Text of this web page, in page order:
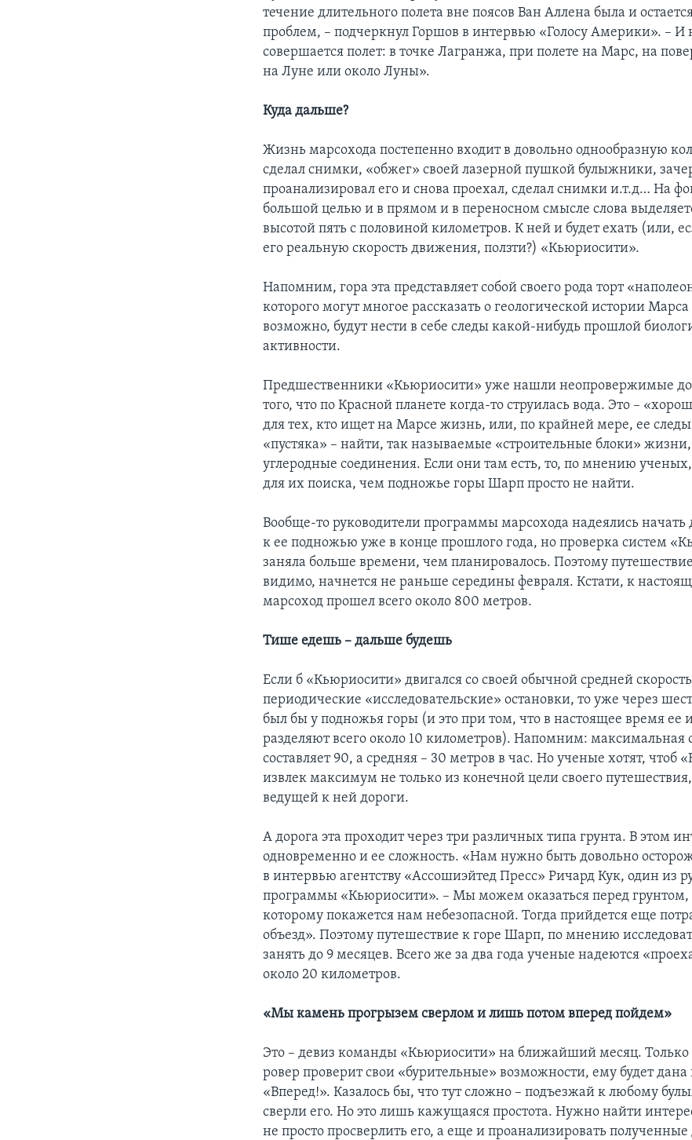
течение длительного полета вне поясов Ван Аллена была и
проблем, – подчеркнул Горшов в интервью «Голосу Америки». – И
совершается полет: в точке Лагранжа, при полете на Марс, на
на Луне или около Луны».
Куда дальше?
Жизнь марсохода постепенно входит в довольно однообразную
сделал снимки, «обжег» своей лазерной пушкой булыжники,
проанализировал его и снова проехал, сделал снимки и.т.д… На
большой целью и в прямом и в переносном смысле слова
высотой пять с половиной километров. К ней и будет ехать (или,
его реальную скорость движения, ползти?) «Кьюриосити».
Напомним, гора эта представляет собой своего рода торт
которого могут многое рассказать о геологической истории
возможно, будут нести в себе следы какой-нибудь прошлой
активности.
Предшественники «Кьюриосити» уже нашли неопровержимые
того, что по Красной планете когда-то струилась вода. Это –
для тех, кто ищет на Марсе жизнь, или, по крайней мере, ее
«пустяка» – найти, так называемые «строительные блоки»
углеродные соединения. Если они там есть, то, по мнению
для их поиска, чем подножье горы Шарп просто не найти.
Вообще-то руководители программы марсохода надеялись начать
к ее подножью уже в конце прошлого года, но проверка систем
заняла больше времени, чем планировалось. Поэтому
видимо, начнется не раньше середины февраля. Кстати, к
марсоход прошел всего около 800 метров.
Тише едешь – дальше будешь
Если б «Кьюриосити» двигался со своей обычной средней
периодические «исследовательские» остановки, то уже через
был бы у подножья горы (и это при том, что в настоящее время ее
разделяют всего около 10 километров). Напомним: максимальная
составляет 90, а средняя – 30 метров в час. Но ученые хотят, чтоб
извлек максимум не только из конечной цели своего
ведущей к ней дороги.
А дорога эта проходит через три различных типа грунта. В этом
одновременно и ее сложность. «Нам нужно быть довольно
в интервью агентству «Ассошиэйтед Пресс» Ричард Кук, один из
программы «Кьюриосити». – Мы можем оказаться перед грунтом,
которому покажется нам небезопасной. Тогда прийдется еще
объезд». Поэтому путешествие к горе Шарп, по мнению
занять до 9 месяцев. Всего же за два года ученые надеются
около 20 километров.
«Мы камень прогрызем сверлом и лишь потом вперед пойдем»
Это – девиз команды «Кьюриосити» на ближайший месяц. Только
ровер проверит свои «бурительные» возможности, ему будет
«Вперед!». Казалось бы, что тут сложно – подъезжай к любому
сверли его. Но это лишь кажущаяся простота. Нужно найти
не просто просверлить его, а еще и проанализировать